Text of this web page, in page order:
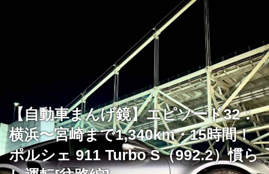
【自動車まんげ鏡】エピソード32：
横浜〜宮崎まで1,340km・15時間！
ポルシェ 911 Turbo S（992.2）慣ら